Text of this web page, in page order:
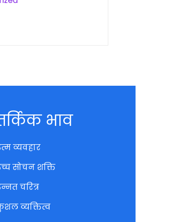
भाव
व्यवहार
सोचन शक्ति
चरित्र
व्यक्तित्व